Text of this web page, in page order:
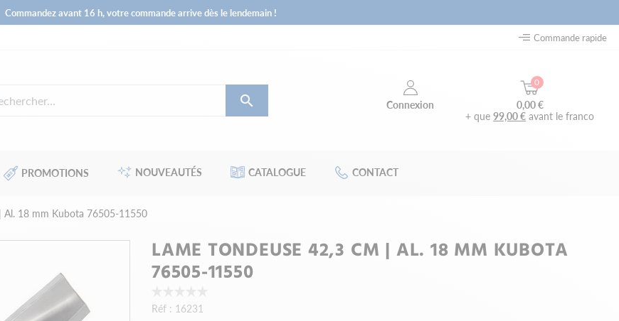
Commandez avant 16 h, votre commande arrive dès le lendemain !
Commande rapide
 Connexion
0
0,00 €
+ que99,00 € avant le franco
PROMOTIONS NOUVEAUTÉS CATALOGUE CONTACT
Al. 18 mm Kubota 76505-11550
LAME TONDEUSE 42,3 CM | AL. 18 MM KUBOTA
76505-11550
Réf : 16231